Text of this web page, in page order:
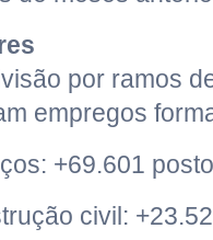
por ramos
empregos
+69.601
civil: